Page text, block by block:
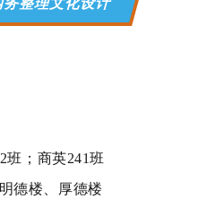
班 ；商英241班
德楼、厚德楼